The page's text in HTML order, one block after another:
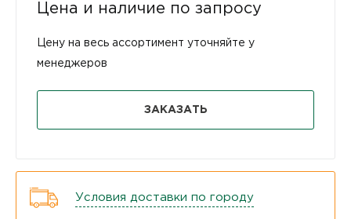
Цена и наличие по запросу
Цену на весь ассортимент уточняйте у
менеджеров
ЗАКАЗАТЬ
Условия доставки по городу